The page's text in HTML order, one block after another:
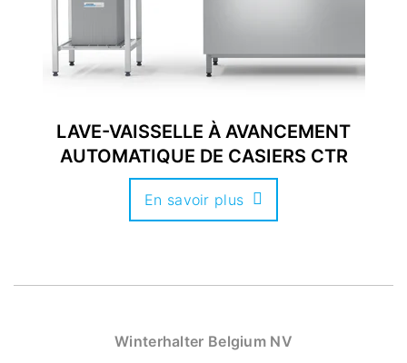
LAVE-VAISSELLE À AVANCEMENT
AUTOMATIQUE DE CASIERS CTR
En savoir plus
Winterhalter Belgium NV